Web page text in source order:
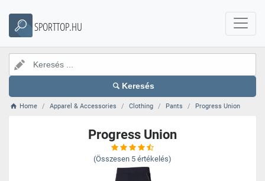
SPORTTOP.HU
Keresés
Home Apparel & Accessories Clothing Pants Progress Union
Progress Union
(Összesen 5 értékelés)